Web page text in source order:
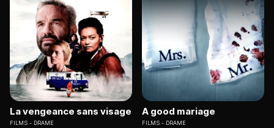
La vengeance sans visage
FILMS DRAME
A good mariage
FILMS DRAME